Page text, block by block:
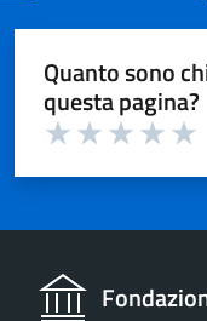
Quanto sono
questa pagina?